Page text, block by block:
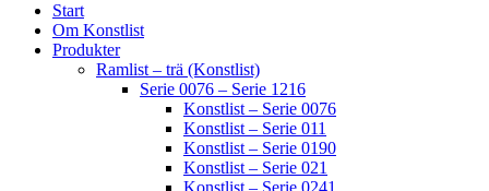
Start
Om Konstlist
Produkter
Ramlist – trä (Konstlist)
Serie 0076 – Serie 1216
Konstlist – Serie 0076
Konstlist – Serie 011
Konstlist – Serie 0190
Konstlist – Serie 021
Konstlist – Serie 0241